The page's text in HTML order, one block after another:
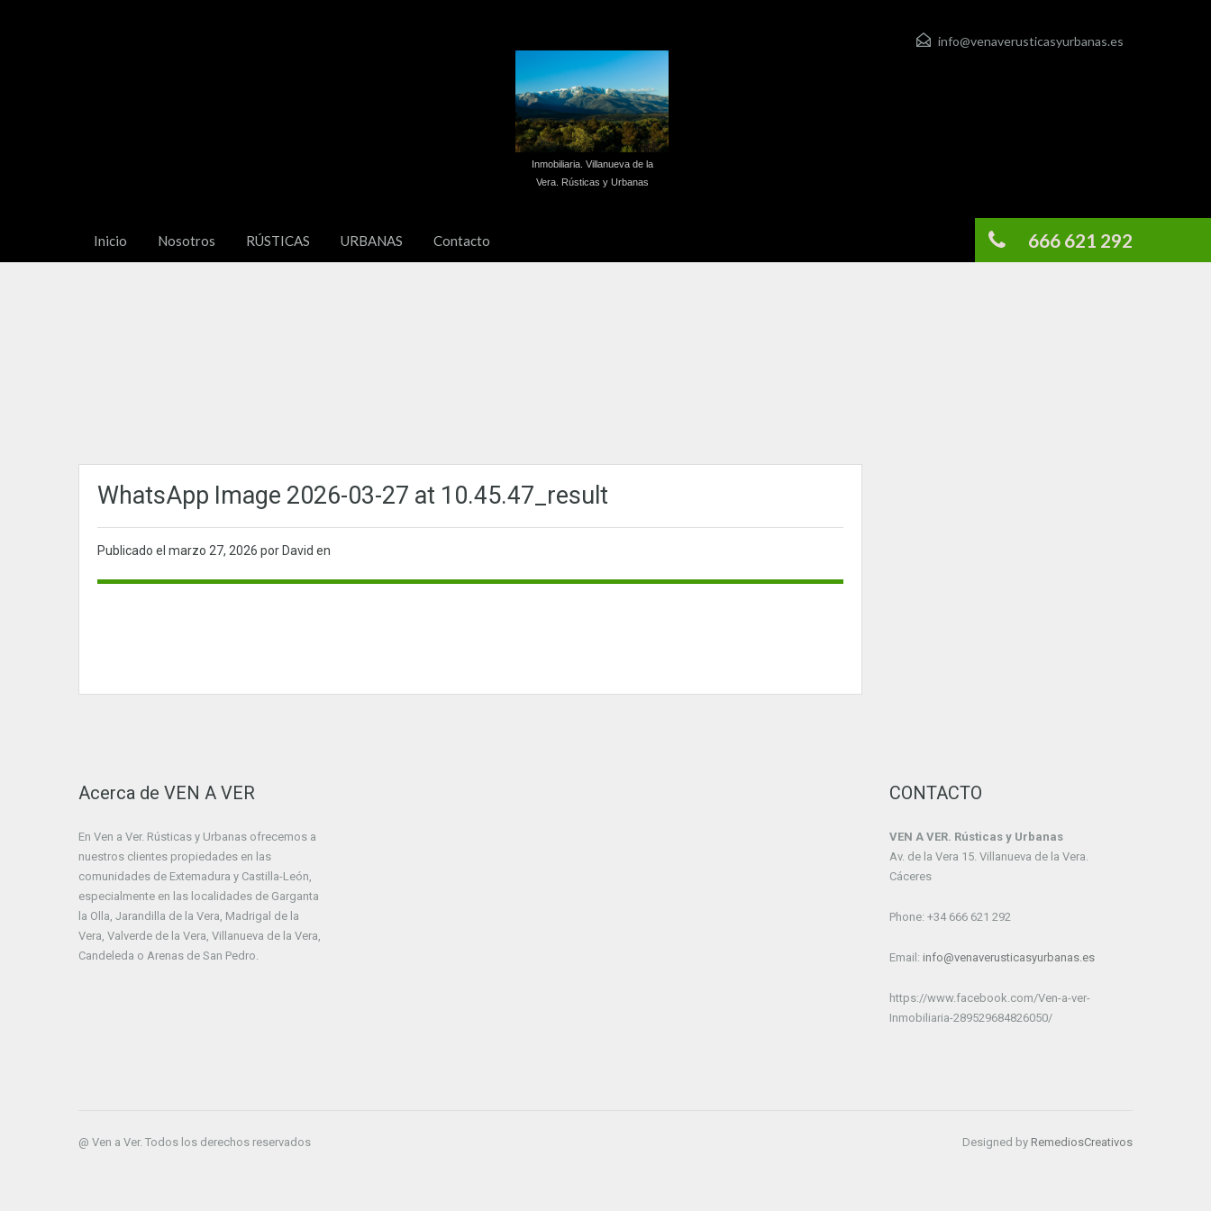
info@venaverusticasyurbanas.es
Inmobiliaria. Villanueva de la
Vera. Rústicas y Urbanas
Inicio Nosotros RÚSTICAS URBANAS Contacto 666 621 292
WhatsApp Image 2026-03-27 at 10.45.47_result
Publicado el marzo 27, 2026 por David en
Acerca de VEN A VER
En Ven a Ver. Rústicas y Urbanas ofrecemos a
nuestros clientes propiedades en las
comunidades de Extemadura y Castilla-León,
especialmente en las localidades de Garganta
la Olla, Jarandilla de la Vera, Madrigal de la
Vera, Valverde de la Vera, Villanueva de la Vera,
Candeleda o Arenas de San Pedro.
CONTACTO
VEN A VER. Rústicas y Urbanas
Av. de la Vera 15. Villanueva de la Vera.
Cáceres
Phone: +34 666 621 292
Email: info@venaverusticasyurbanas.es
https://www.facebook.com/Ven-a-ver-
Inmobiliaria-289529684826050/
@ Ven a Ver. Todos los derechos reservados Designed by RemediosCreativos